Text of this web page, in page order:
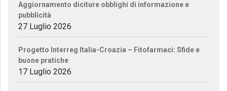
Aggiornamento diciture obblighi di informazione e
pubblicità
27 Luglio 2026
Progetto Interreg Italia-Croazia – Fitofarmaci: Sfide e
buone pratiche
17 Luglio 2026